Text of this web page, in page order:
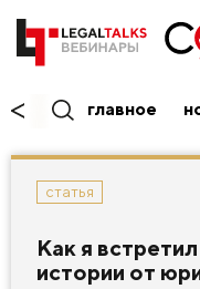
главное
статья
Как я
истории от